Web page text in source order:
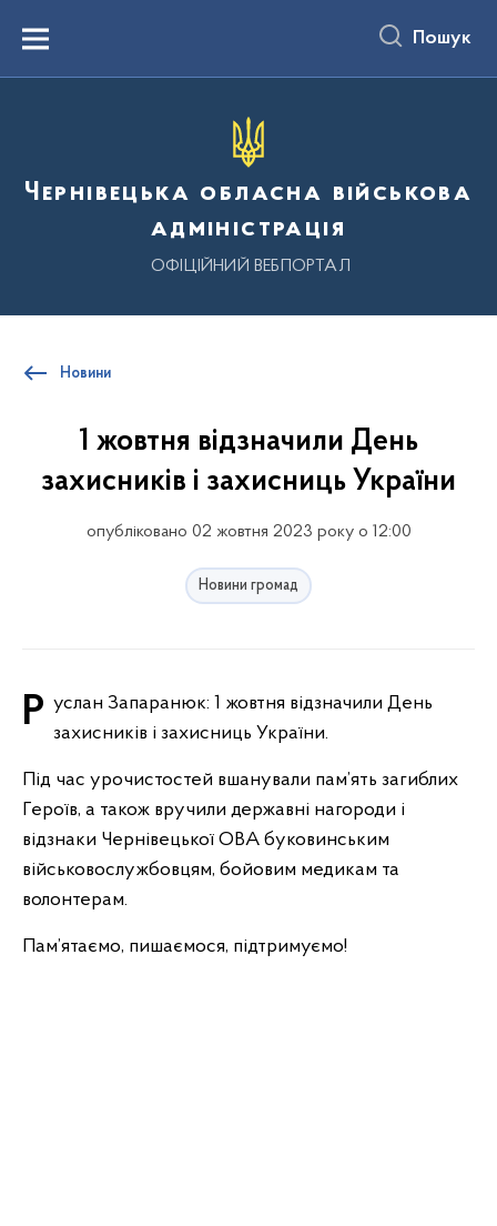
вмістуMenu Пошук
Чернівецька обласна військова
адміністрація
ОФІЦІЙНИЙ ВЕБПОРТАЛ
Новини
1 жовтня відзначили День
захисників і захисниць України
опубліковано 02 жовтня 2023 року о 12:00
Новини громад
Руслан Запаранюк: 1 жовтня відзначили День захисників і захисниць України.
Під час урочистостей вшанували пам’ять загиблих
Героїв, а також вручили державні нагороди і
відзнаки Чернівецької ОВА буковинським
військовослужбовцям, бойовим медикам та
волонтерам.
Пам’ятаємо, пишаємося, підтримуємо!